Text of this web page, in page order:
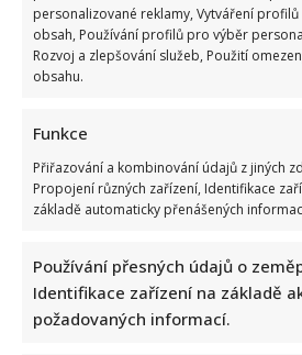
personalizované reklamy, Vytváření
obsah, Používání profilů pro výběr
Rozvoj a zlepšování služeb, Použití
obsahu.
Funkce
Přiřazování a kombinování údajů z jiných
Propojení různých zařízení, Identifikace
základě automaticky přenášených
Používání přesných údajů o
Identifikace zařízení na základě
požadovaných informací.
Napsat komentář
Vaše e-mailová adresa nebude
Vyžadované informace jsou
Komentář*